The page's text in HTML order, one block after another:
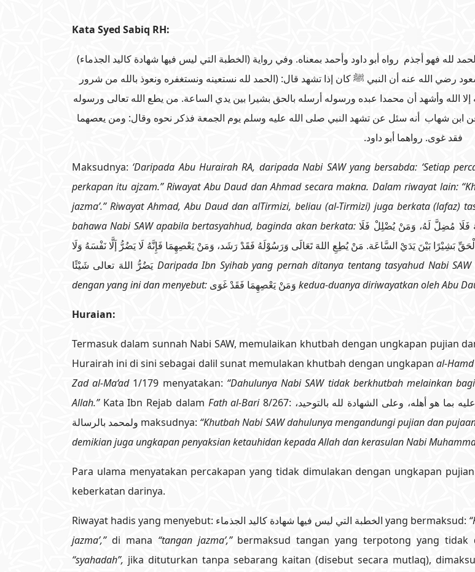
Kata Syed Sabiq RH:
لله فهو أجذم رواه أبو داود وأحمد بمعناه. وفي رواية (الخطبة التي ليس فيها شهادة كاليد الجذماء)
رضي الله عنه أن النبي ﷺ كان إذا تشهد قال: (الحمد لله نستعينه ونستغفره ونعوذ بالله من شرور
الله وأشهد أن محمدا عبده ورسوله أرسله بالحق بشيرا بين يدي الساعة. من يطع الله تعالى ورسوله
عن ابن شهاب أنه سئل عن تشهد النبي صلى الله عليه وسلم يوم الجمعة فذكر نحوه وقال: ومن يعصهما
فقد غوى. رواهما أبو داود.
Maksudnya: ‘Daripada Abu Hurairah RA, daripada Nabi SAW yang bersabda: ‘Setiap
perkapan itu ajzam.” Riwayat Abu Daud dan Ahmad secara makna. Dalam riwayat lain:
jazma’.” Riwayat Ahmad, Abu Daud dan alTirmizi, beliau (al-Tirmizi) juga berkata (lafaz)
bahawa Nabi SAW apabila bertasyahhud, baginda akan berkata:فَلَا مُضِلَّ لَهُ، وَمَنْ يُضْلِلْ فَلَا
بَشِيْرًا بَيْنَ يَدَيْ السَّاعَة. مَنْ يُطِعِ اللهَ تَعَالَى وَرَسُوْلَهُ فَقَدْ رَشَد، وَمَنْ يَعْصِهِمَا فَإِنَّهُ لَا يَضُرُّ إَلَّا نَفْسَهُ وَلَا
يَضُرُّ اللهَ تعالى شَيْئًا Daripada Ibn Syihab yang pernah ditanya tentang tasyahud Nabi
dengan yang ini dan menyebut: وَمَنْ يَعْصِهِمَا فَقَدْ غَوَى kedua-duanya diriwayatkan oleh Abu
Huraian:
Termasuk dalam sunnah Nabi SAW, memulaikan khutbah dengan ungkapan pujian
Hurairah ini di sini sebagai dalil sunat memulakan khutbah dengan ungkapanal-
Zad al-Ma‘ad 1/179 menyatakan: “Dahulunya Nabi SAW tidak berkhutbah melainkan
Allah.” Kata Ibn Rejab dalam Fath al-Bari 8/267: خطبة النبي صلى الله عليه وسلم كانت تشتمل على حمد الله والثناء عليه بما هو أهله، وعلى الشهادة لله بالتوحيد،
ولمحمد بالرسالة maksudnya: “Khutbah Nabi SAW dahulunya mengandungi pujian dan
demikian juga ungkapan penyaksian ketauhidan kepada Allah dan kerasulan Nabi
Para ulama menyatakan percakapan yang tidak dimulakan dengan ungkapan
keberkatan darinya.
Riwayat hadis yang menyebut: الخطبة التي ليس فيها شهادة كاليد الجذماء yang bermaksud:
jazma’,”di mana “tangan jazma’,” bermaksud tangan yang terpotong yang tidak
“syahadah”, jika dituturkan tanpa sebarang kaitan (disebut secara mutlaq),